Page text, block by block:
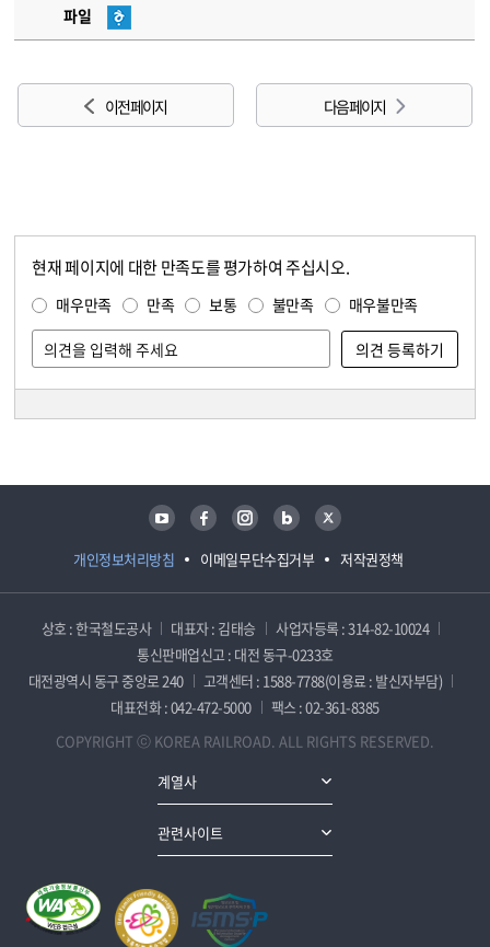
파일
이전 페이지 다음 페이지
현재 페이지에 대한 만족도를 평가하여 주십시오.
매우만족 만족 보통 불만족 매우불만족
개인정보처리방침 이메일무단수집거부 저작권정책
유튜브 페이스북 인스타그램 블로그 트위터
상호 : 한국철도공사 대표자 : 김태승
사업자등록 : 314-82-10024
통신판매업신고 : 대전 동구-0233호
대전광역시 동구 중앙로 240
고객센터 : 1588-7788(이용료 : 발신자부담)
대표전화 : 042-472-5000
팩스 : 02-361-8385
COPYRIGHT ⓒ KOREA RAILROAD. ALL RIGHTS RESERVED.
계열사
관련사이트